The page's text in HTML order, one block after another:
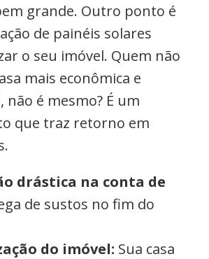
grande. Outro ponto é
de painéis solares
o seu imóvel. Quem não
mais econômica e
não é mesmo? É um
que traz retorno em
drástica na conta de
de sustos no fim do
do imóvel: Sua casa